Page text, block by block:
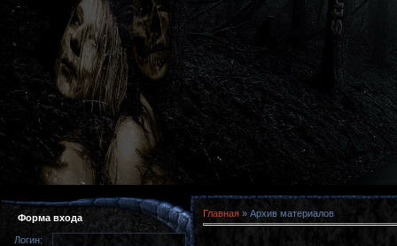
Форма входа
Логин:
Главная » Архив материалов